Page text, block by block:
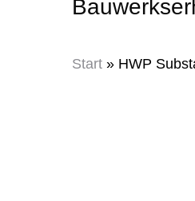
Start » HWP